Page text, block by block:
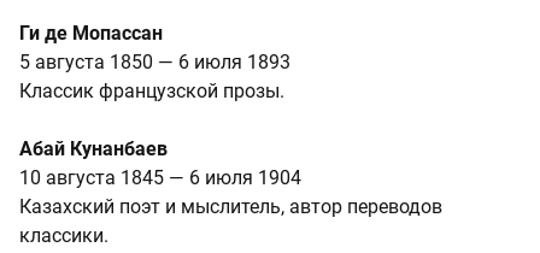
Ги де Мопассан
5 августа 1850 — 6 июля 1893
Классик французской прозы.
Абай Кунанбаев
10 августа 1845 — 6 июля 1904
Казахский поэт и мыслитель, автор переводов
классики.